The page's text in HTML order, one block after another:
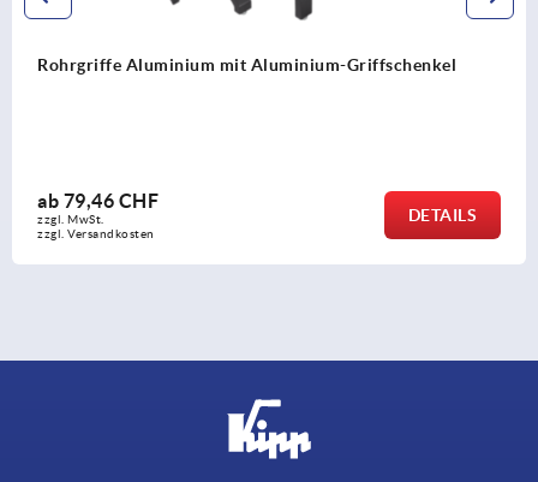
DETAILS
Rohrgriffe Aluminium, 90°